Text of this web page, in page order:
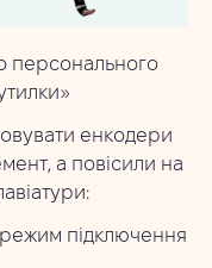
персонального
енкодери
а повісили на
підключення